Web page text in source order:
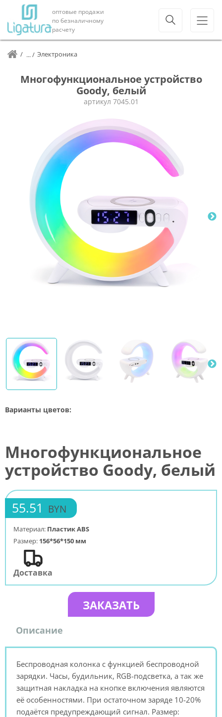
оптовые продажи
по безналичному
расчету
Электроника
Многофункциональное устройство
Goody, белый
артикул 7045.01
Варианты цветов:
Многофункциональное
устройство Goody, белый
55.51 BYN
Материал: Пластик ABS
Размер: 156*56*150 мм
Доставка
ЗАКАЗАТЬ
Описание
Беспроводная колонка с функцией беспроводной
зарядки. Часы, будильник, RGB-подсветка, а так же
защитная накладка на кнопке включения являются
её особенностями. При остаточном заряде 10-20%
подаётся предупреждающий сигнал. Размер: